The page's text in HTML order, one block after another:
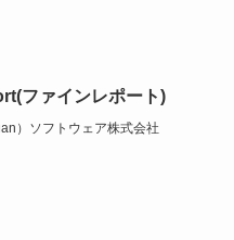
ファインレポート)
）ソフトウェア株式会社